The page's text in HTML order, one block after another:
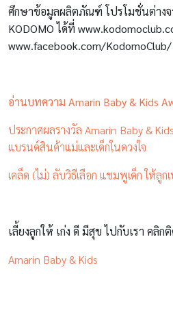
ศึกษาข้อมูลผลิตภัณฑ์ โปรโมชั่นต่าง
KODOMO ได้ที่
www.facebook.com/KodomoClub/
อ่านบทความ Amarin Baby & Kids
ประกาศผลรางวัล Amarin Baby &
แบรนด์สินค้าแม่และเด็กในดวงใจ
เคล็ด (ไม่) ลับวิธีเลือก แชมพูเด็ก ให้ลูก
เลี้ยงลูกให้ เก่ง ดี มีสุข ไปกับเรา คลิก
Amarin Baby & Kids